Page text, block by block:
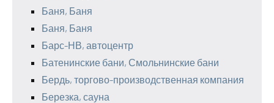
Баня, Баня
Баня, Баня
Барс-НВ, автоцентр
Батенинские бани, Смольнинские бани
Бердь, торгово-производственная компания
Березка, сауна